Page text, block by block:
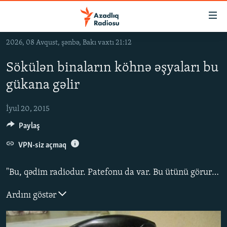
Əsas
qayıt
Əsas
naviqasiyaya
qayıt
Axtarışa
keç
#İZAHLA
KORRUPSIOMETR
#ƏSLINDƏ
FƏRQƏ BAX
QANUNI DOĞRU
VIDEO
FOTOQALEREYA
RADIO ARXIV
OXU ZALI
HAQQIMIZDA
2026, 08 Avqust, şənbə, Bakı vaxtı 21:12
Sökülən binaların köhnə əşyaları bu
gükana gəlir
İyul 20, 2015
"Bu, qədim radiodur. Patefonu da var. Bu ütünü görursüz, açırsan, kömürü qoyursan, bağlayırsan. Kömürlə işləyir, 1811-ci ilindir...”
Ardını göstər
Paylaş
VPN-siz açmaq